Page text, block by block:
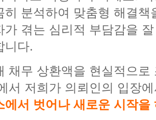
분석하여 맞춤형 해결
가 겪는 심리적 부담감을
니다.
채무 상환액을 현실적으
서 저희가 의뢰인의 입장
에서 벗어나 새로운 시작을